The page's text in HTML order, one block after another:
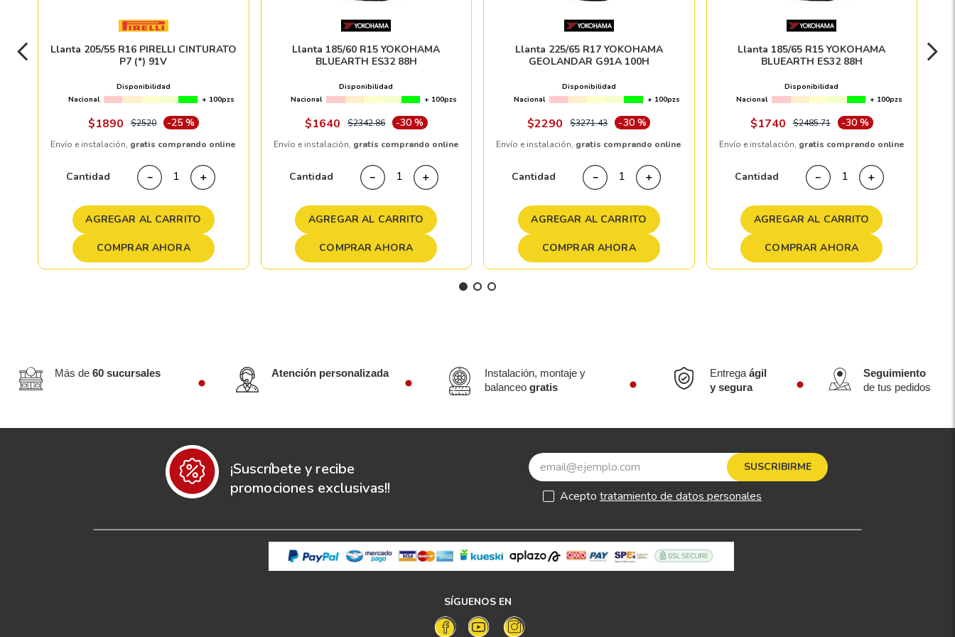
Llanta 205/55 R16 PIRELLI CINTURATO
P7 (*) 91V
Disponibilidad
Nacional
+ 100pzs
$1890 $2520 -25 %
Envío e instalación, gratis comprando online
Cantidad ＋
－
AGREGAR AL CARRITO
COMPRAR AHORA
Llanta 185/60 R15 YOKOHAMA
BLUEARTH ES32 88H
Disponibilidad
Nacional
+ 100pzs
$1640 $2342.86 -30 %
Envío e instalación, gratis comprando online
Cantidad ＋
－
AGREGAR AL CARRITO
COMPRAR AHORA
Llanta 225/65 R17 YOKOHAMA
GEOLANDAR G91A 100H
Disponibilidad
Nacional
+ 100pzs
$2290 $3271.43 -30 %
Envío e instalación, gratis comprando online
Cantidad ＋
－
AGREGAR AL CARRITO
COMPRAR AHORA
Llanta 185/65 R15 YOKOHAMA
BLUEARTH ES32 88H
Disponibilidad
Nacional
+ 100pzs
$1740 $2485.71 -30 %
Envío e instalación, gratis comprando online
Cantidad ＋
－
AGREGAR AL CARRITO
COMPRAR AHORA
Más de60 sucursales Atención personalizada
Instalación, montaje y
balanceogratis
Entrega ágil
y segura
Seguimiento
de tus pedidos
¡Suscríbete y recibe
promociones exclusivas!!
SUSCRIBIRME
Acepto tratamiento de datos personales
SÍGUENOS EN